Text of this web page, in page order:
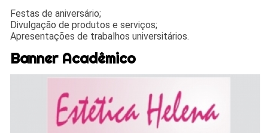
Festas de aniversário;
Divulgação de produtos e serviços;
Apresentações de trabalhos universitários.
Banner Acadêmico